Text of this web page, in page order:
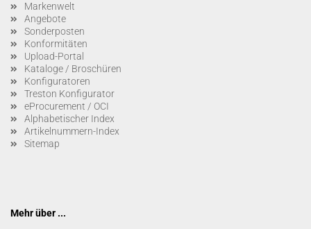
Markenwelt
Angebote
Sonderposten
Konformitäten
Upload-Portal
Kataloge / Broschüren
Konfiguratoren
Treston Konfigurator
eProcurement / OCI
Alphabetischer Index
Artikelnummern-Index
Sitemap
Mehr über ...